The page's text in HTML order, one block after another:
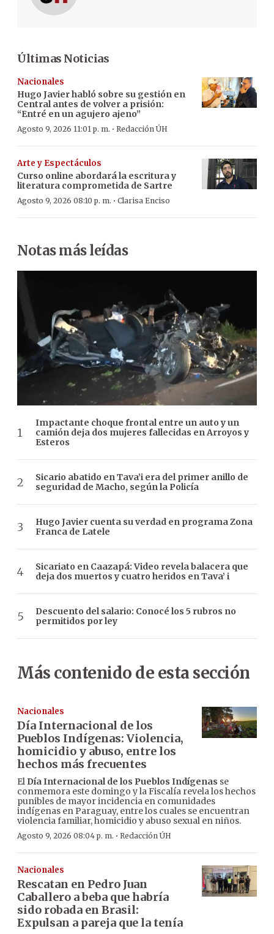
Últimas Noticias
Nacionales
Hugo Javier habló sobre su gestión en
Central antes de volver a prisión:
“Entré en un agujero ajeno”
Agosto 9, 2026 11:01 p. m. · Redacción ÚH
Arte y Espectáculos
Curso online abordará la escritura y
literatura comprometida de Sartre
Agosto 9, 2026 08:10 p. m. · Clarisa Enciso
Notas más leídas
Impactante choque frontal entre un auto y un
camión deja dos mujeres fallecidas en Arroyos y
Esteros
Sicario abatido en Tava’i era del primer anillo de
seguridad de Macho, según la Policía
Hugo Javier cuenta su verdad en programa Zona
Franca de Latele
Sicariato en Caazapá: Video revela balacera que
deja dos muertos y cuatro heridos en Tava’ i
Descuento del salario: Conocé los 5 rubros no
permitidos por ley
Más contenido de esta sección
Nacionales
Día Internacional de los
Pueblos Indígenas: Violencia,
homicidio y abuso, entre los
hechos más frecuentes
El Día Internacional de los Pueblos Indígenas se
conmemora este domingo y la Fiscalía revela los hechos
punibles de mayor incidencia en comunidades
indígenas en Paraguay, entre los cuales se encuentran
violencia familiar, homicidio y abuso sexual en niños.
Agosto 9, 2026 08:04 p. m. · Redacción ÚH
Nacionales
Rescatan en Pedro Juan
Caballero a beba que habría
sido robada en Brasil:
Expulsan a pareja que la tenía